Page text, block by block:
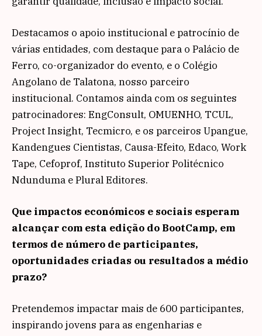
Destacamos o apoio institucional e patrocínio de
várias entidades, com destaque para o Palácio de
Ferro, co-organizador do evento, e o Colégio
Angolano de Talatona, nosso parceiro
institucional. Contamos ainda com os seguintes
patrocinadores: EngConsult, OMUENHO, TCUL,
Project Insight, Tecmicro, e os parceiros Upangue,
Kandengues Cientistas, Causa-Efeito, Edaco, Work
Tape, Cefoprof, Instituto Superior Politécnico
Ndunduma e Plural Editores.
Que impactos económicos e sociais esperam
alcançar com esta edição do BootCamp, em
termos de número de participantes,
oportunidades criadas ou resultados a médio
prazo?
Pretendemos impactar mais de 600 participantes,
inspirando jovens para as engenharias e